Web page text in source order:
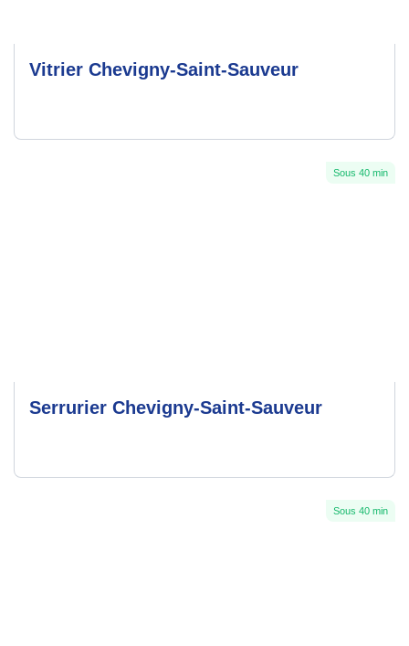
Vitrier Chevigny-Saint-Sauveur
Sous 40 min
Serrurier Chevigny-Saint-Sauveur
Sous 40 min